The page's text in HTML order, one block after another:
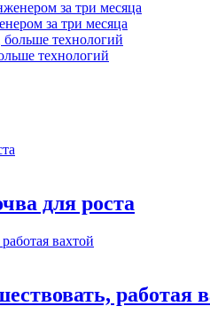
за три месяца
технологий
для роста
работая